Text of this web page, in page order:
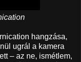
hangzása,
ugrál a kamera
– az ne, ismétlem,